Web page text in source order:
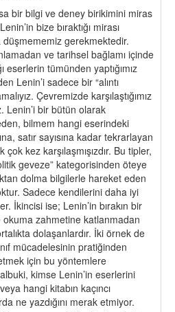
bir bilgi ve deney birikimini miras
bize bıraktığı mirası
gerekmektedir.
ve tarihsel bağlamı içinde
eserlerin tümünden yaptığımız
Lenin’i sadece bir “alıntı
Çevremizde karşılaştığımız
Lenin’i bir bütün olarak
bilmem hangi eserindeki
satır sayısına kadar tekrarlayan
kez karşılaşmışızdır. Bu tipler,
geveze” kategorisinden öteye
dolma bilgilerle hareket eden
Sadece kendilerini daha iyi
İkincisi ise; Lenin’in bırakın bir
zahmetine katlanmadan
dolaşanlardır. İki örnek de
mücadelesinin pratiğinden
için bu yöntemlere
kimse Lenin’in eserlerini
hangi kitabın kaçıncı
ne yazdığını merak etmiyor.